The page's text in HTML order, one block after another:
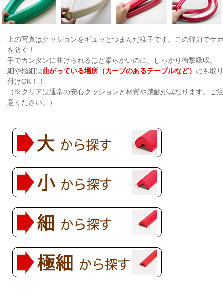
上の写真はクッションをギュッとつまんだ様子です。この弾力でケガ
を防ぐ！
手でカンタンに曲げられるほど柔らかいのに、しっかり衝撃吸収。
細や極細は曲がっている場所（カーブのあるテーブルなど） にも取り
付けOK！！
（※クリアは通常の安心クッションと材質や感触が異なります。ご注
意ください。）